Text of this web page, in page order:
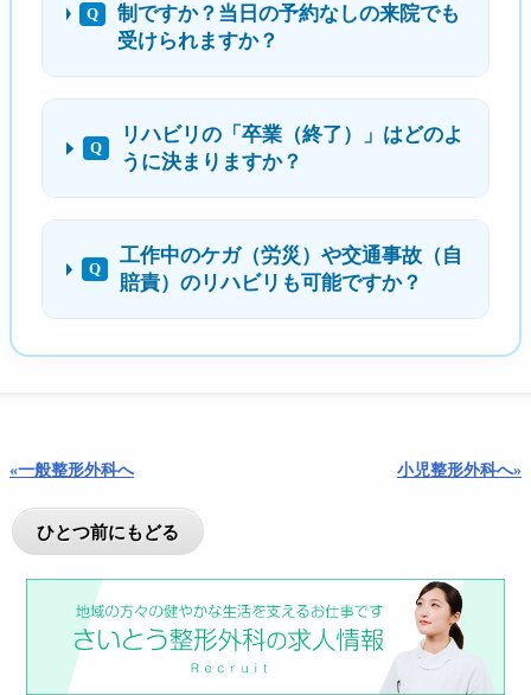
Q
制ですか？当日の予約なしの来院でも
受けられますか？
Q
リハビリの「卒業（終了）」はどのよ
うに決まりますか？
Q
工作中のケガ（労災）や交通事故（自
賠責）のリハビリも可能ですか？
«一般整形外科へ 小児整形外科へ»